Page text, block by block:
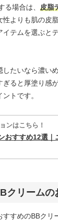
る場合は、 皮脂
性よりも肌の皮
テムを選ぶと
したいなら濃い
ると厚塗り感
トです。
ンはこちら！
おすすめ12選｜
クリーム
すすめのBBクリ